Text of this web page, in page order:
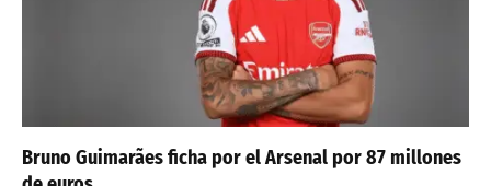
Bruno Guimarães ficha por el Arsenal por 87 millones